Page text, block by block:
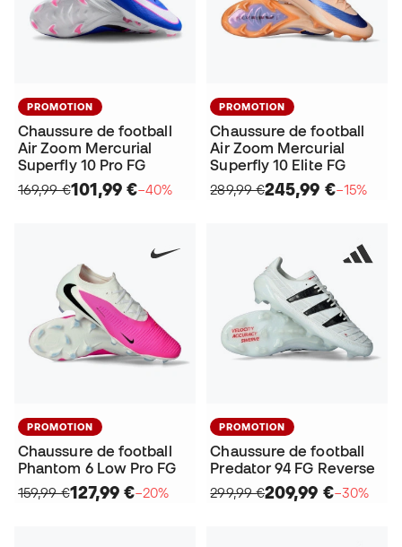
PROMOTION
Chaussure de football
Air Zoom Mercurial
Superfly 10 Pro FG
169,99 €101,99 €−40%
PROMOTION
Chaussure de football
Air Zoom Mercurial
Superfly 10 Elite FG
289,99 €245,99 €−15%
PROMOTION
Chaussure de football
Phantom 6 Low Pro FG
159,99 €127,99 €−20%
PROMOTION
Chaussure de football
Predator 94 FG Reverse
299,99 €209,99 €−30%